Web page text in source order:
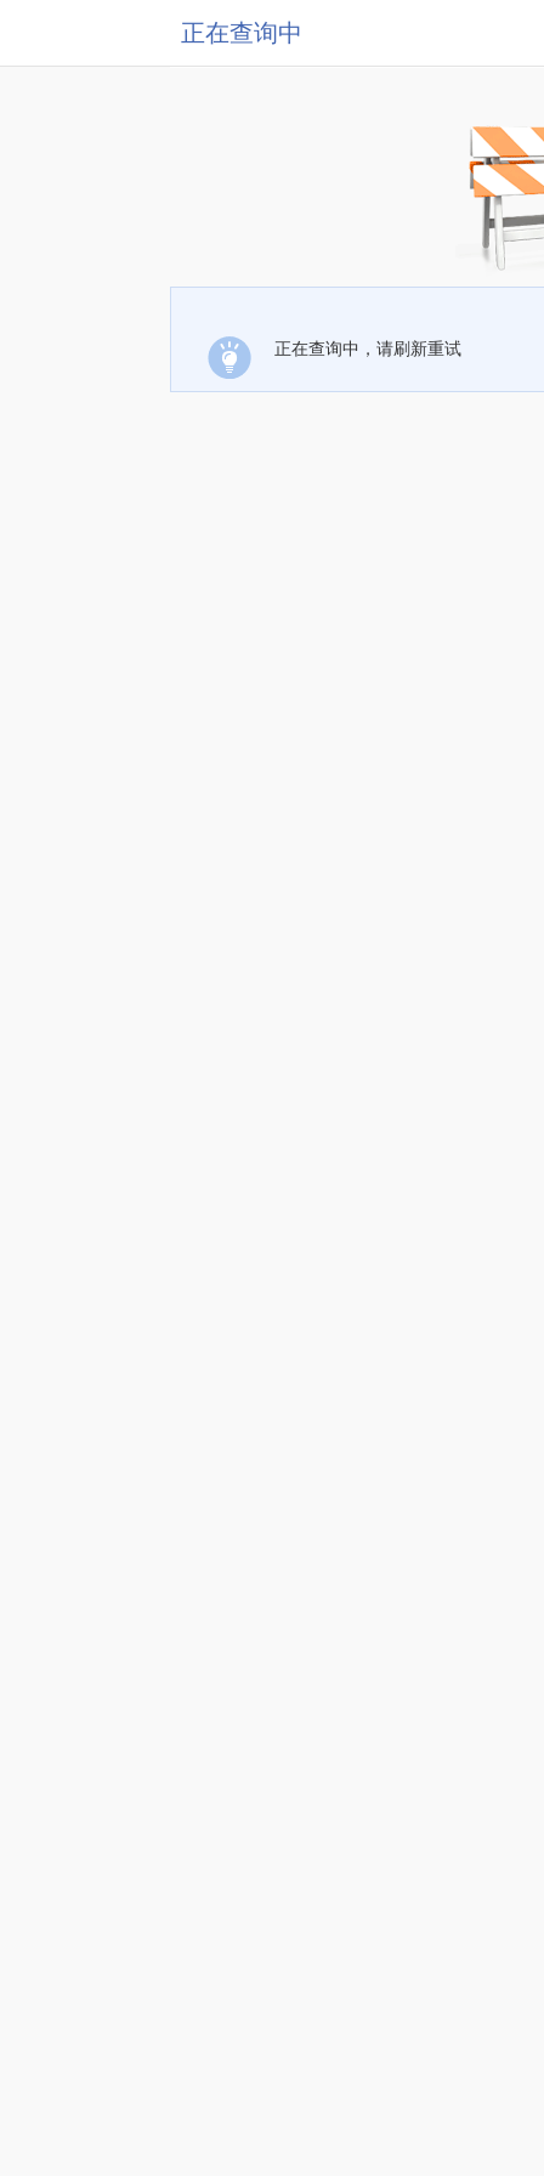
正在查询中
正在查询中，请刷新重试